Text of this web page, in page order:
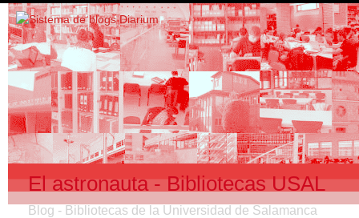
El astronauta - Bibliotecas USAL
Blog - Bibliotecas de la Universidad de Salamanca